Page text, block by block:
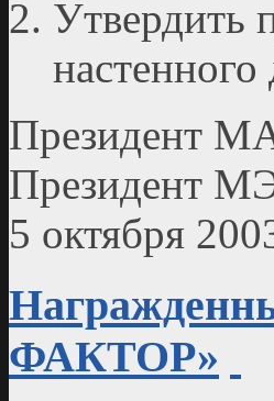
Утвердить
Президент
Президент
5 октября
ФАКТОР»